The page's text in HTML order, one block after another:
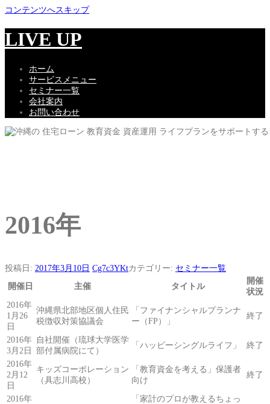
コンテンツへスキップ
LIVE UP
ホーム
サービスメニュー
セミナー一覧
会社案内
お問い合わせ
2016年
投稿日: 2017年3月10日 Cg7c3YKtカテゴリー: セミナー一覧
開催日
主催 タイトル
開催
状況
2016年
1月26
日
沖縄県北部地区個人住民
税徴収対策協議会
「ファイナンシャルプランナ
ー（FP）」
終了
2016年
3月2日
自社開催（琉球大学医学
部付属病院にて）
「ハッピーシングルライフ」 終了
2016年
2月12
日
キッズコーポレーション
（具志川高校）
「教育資金を考える」保護者
向け
終了
2016年
「家計のプロが教えるちょっ